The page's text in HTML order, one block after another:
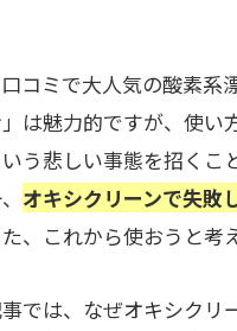
コミで大人気の酸素系
は魅力的ですが、使い
う悲しい事態を招くこ
オキシクリーンで失敗
、これから使おうと考
では、なぜオキシクリ